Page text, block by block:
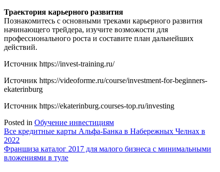
Траектория карьерного развития
Познакомитесь с основными треками карьерного развития
начинающего трейдера, изучите возможости для
профессионального роста и составите план дальнейших
действий.
Источник https://invest-training.ru/
Источник https://videoforme.ru/course/investment-for-beginners-
ekaterinburg
Источник https://ekaterinburg.courses-top.ru/investing
Posted in Обучение инвестициям
Навигация
по
записям
Все кредитные карты Альфа-Банка в Набережных Челнах в
2022
Франшиза каталог 2017 для малого бизнеса с минимальными
вложениями в туле